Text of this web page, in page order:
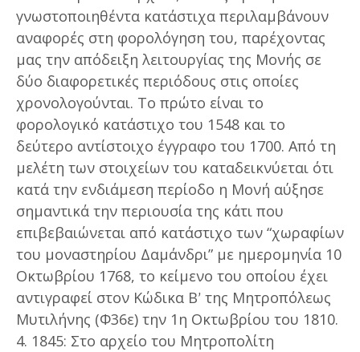
γνωστοποιηθέντα κατάστιχα περιλαμβάνουν
αναφορές στη φορολόγηση του, παρέχοντας
μας την απόδειξη λειτουργίας της Μονής σε
δύο διαφορετικές περιόδους στις οποίες
χρονολογούνται. Το πρώτο είναι το
φορολογικό κατάστιχο του 1548 και το
δεύτερο αντίστοιχο έγγραφο του 1700. Από τη
μελέτη των στοιχείων του καταδεικνύεται ότι
κατά την ενδιάμεση περίοδο η Μονή αύξησε
σημαντικά την περιουσία της κάτι που
επιβεβαιώνεται από κατάστιχο των “χωραφίων
του μοναστηρίου Δαμάνδρι” με ημερομηνία 10
Οκτωβρίου 1768, το κείμενο του οποίου έχει
αντιγραφεί στον Κώδικα Βʹ της Μητροπόλεως
Μυτιλήνης (Φ36ε) την 1η Οκτωβρίου του 1810.
4. 1845: Στο αρχείο του Μητροπολίτη